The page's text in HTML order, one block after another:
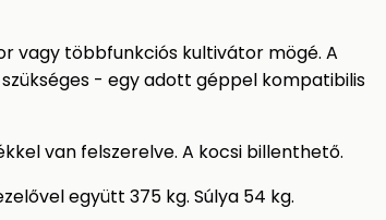
vagy többfunkciós kultivátor mögé. A
- egy adott géppel kompatibilis
van felszerelve. A kocsi billenthető.
együtt 375 kg. Súlya 54 kg.